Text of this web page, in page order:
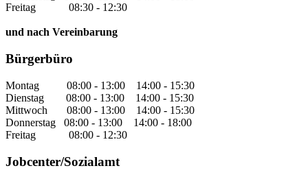
Freitag 08:30 - 12:30
und nach Vereinbarung
Bürgerbüro
Montag 08:00 - 13:00 14:00 - 15:30
Dienstag 08:00 - 13:00 14:00 - 15:30
Mittwoch 08:00 - 13:00 14:00 - 15:30
Donnerstag 08:00 - 13:00 14:00 - 18:00
Freitag 08:00 - 12:30
Jobcenter/Sozialamt